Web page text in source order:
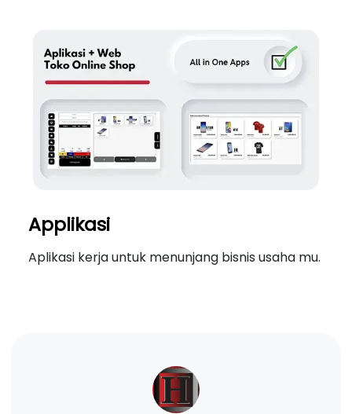
Applikasi
Aplikasi kerja untuk menunjang bisnis usaha mu.